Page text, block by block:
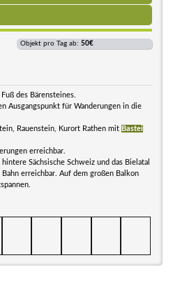
Objekt pro Tag ab: 50€
des Bärensteines.
Ausgangspunkt für Wanderungen in die
Rauenstein, Kurort Rathen mit Bastei
erreichbar.
Sächsische Schweiz und das Bielatal
erreichbar. Auf dem großen Balkon